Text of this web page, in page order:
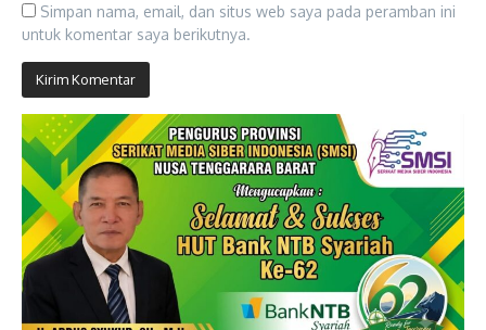
Simpan nama, email, dan situs web saya pada peramban ini
untuk komentar saya berikutnya.